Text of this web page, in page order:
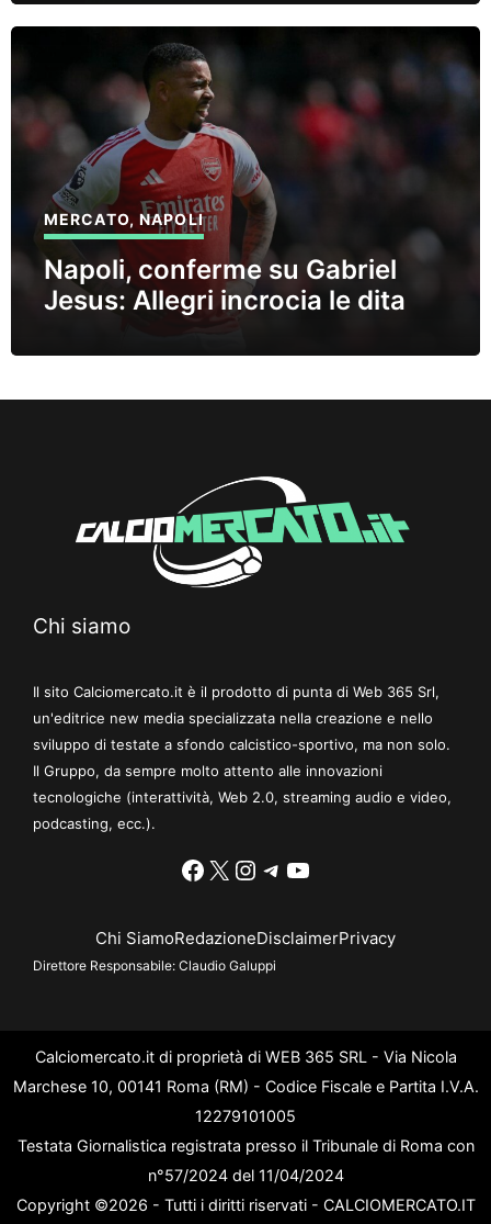
MERCATO,NAPOLI
Napoli, conferme su Gabriel
Jesus: Allegri incrocia le dita
Chi siamo
Il sito Calciomercato.it è il prodotto di punta di Web 365 Srl,
un'editrice new media specializzata nella creazione e nello
sviluppo di testate a sfondo calcistico-sportivo, ma non solo.
Il Gruppo, da sempre molto attento alle innovazioni
tecnologiche (interattività, Web 2.0, streaming audio e video,
podcasting, ecc.).
Facebook
X Instagram
Telegram
YouTube
Chi SiamoRedazioneDisclaimerPrivacy
Direttore Responsabile: Claudio Galuppi
Calciomercato.it di proprietà di WEB 365 SRL - Via Nicola
Marchese 10, 00141 Roma (RM) - Codice Fiscale e Partita I.V.A.
12279101005
Testata Giornalistica registrata presso il Tribunale di Roma con
n°57/2024 del 11/04/2024
Copyright ©2026 - Tutti i diritti riservati - CALCIOMERCATO.IT